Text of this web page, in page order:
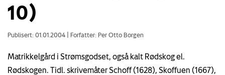
10)
Publisert: 01.01.2004 Forfatter: Per Otto Borgen
Matrikkelgård i Strømsgodset, også kalt Rødskog el.
Rødskogen. Tidl. skrivemåter Schoff (1628), Skoffuen (1667),